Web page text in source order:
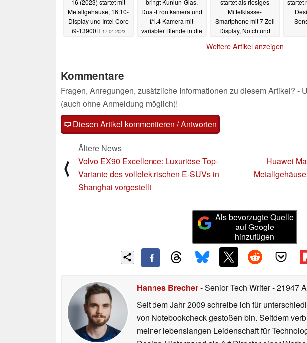
16 (2023) startet mit
Metallgehäuse, 16:10-
Display und Intel Core
i9-13900H 17.04.2023
bringt Kunlun-Glas,
Dual-Frontkamera und
f/1.4 Kamera mit
variabler Blende in die
startet als riesiges
Mittelklasse-
Smartphone mit 7 Zoll
Display, Notch und
17.04.2023
startet
Weitere Artikel anzeigen
Kommentare
Fragen, Anregungen, zusätzliche Informationen zu diesem Artikel? -
(auch ohne Anmeldung möglich)!
Diesen Artikel kommentieren / Antworten
⟨
Ältere News
Volvo EX90 Excellence: Luxuriöse Top-
Variante des vollelektrischen E-SUVs in
Shanghai vorgestellt
Huawei
Als bevorzugte Quelle
auf Google
hinzufügen
Hannes Brecher- Senior Tech Writer- 21947
Seit dem Jahr 2009 schreibe ich für
von Notebookcheck gestoßen bin. Seitdem
meiner lebenslangen Leidenschaft für